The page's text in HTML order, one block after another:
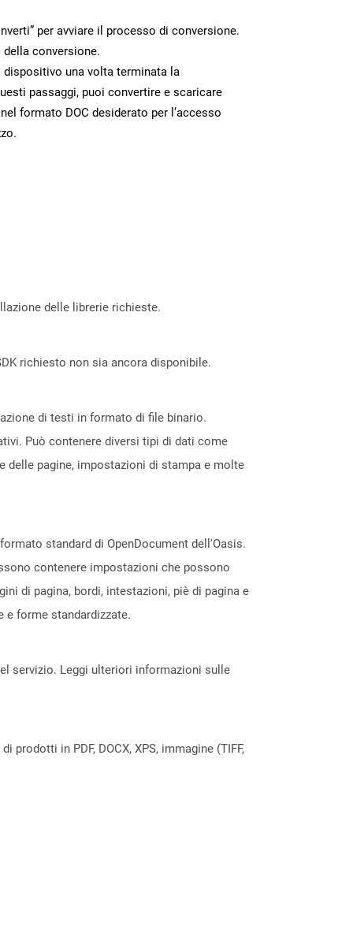
per avviare il processo di conversione.
conversione.
dispositivo una volta terminata la
passaggi, puoi convertire e scaricare
formato DOC desiderato per l’accesso
delle librerie richieste.
richiesto non sia ancora disponibile.
di testi in formato di file binario.
Può contenere diversi tipi di dati come
delle pagine, impostazioni di stampa e molte
standard di OpenDocument dell'Oasis.
contenere impostazioni che possono
di pagina, bordi, intestazioni, piè di pagina e
forme standardizzate.
servizio. Leggi ulteriori informazioni sulle
in PDF, DOCX, XPS, immagine (TIFF,